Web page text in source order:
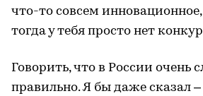
что-то совсем инновационное,
тогда у тебя просто нет
Говорить, что в России очень
правильно. Я бы даже сказал –